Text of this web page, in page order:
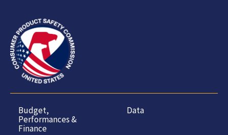
Budget,
Performances &
Finance
Data